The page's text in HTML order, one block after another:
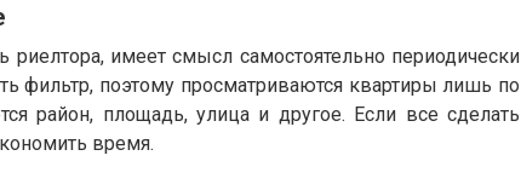
имеет смысл самостоятельно периодически
фильтр, поэтому просматриваются квартиры лишь по
район, площадь, улица и другое. Если все сделать
время.